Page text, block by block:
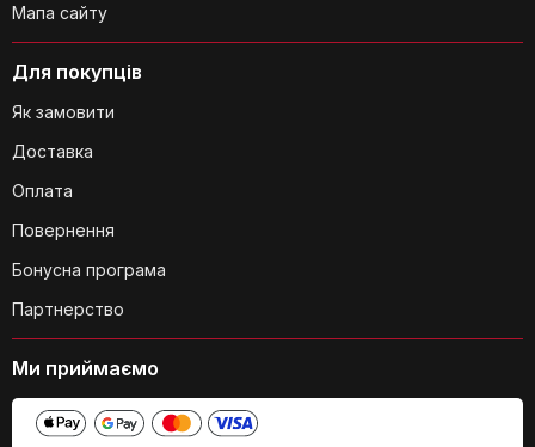
для підстригання нігтів на руках?
Чи безпечно використовувати
контейнер для збору обрізків нігтів?
Для покупців
Як замовити
Доставка
Оплата
Повернення
Бонусна програма
Партнерство
Мапа сайту
Ми приймаємо